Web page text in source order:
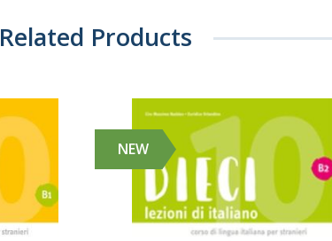
Related Products
NEW